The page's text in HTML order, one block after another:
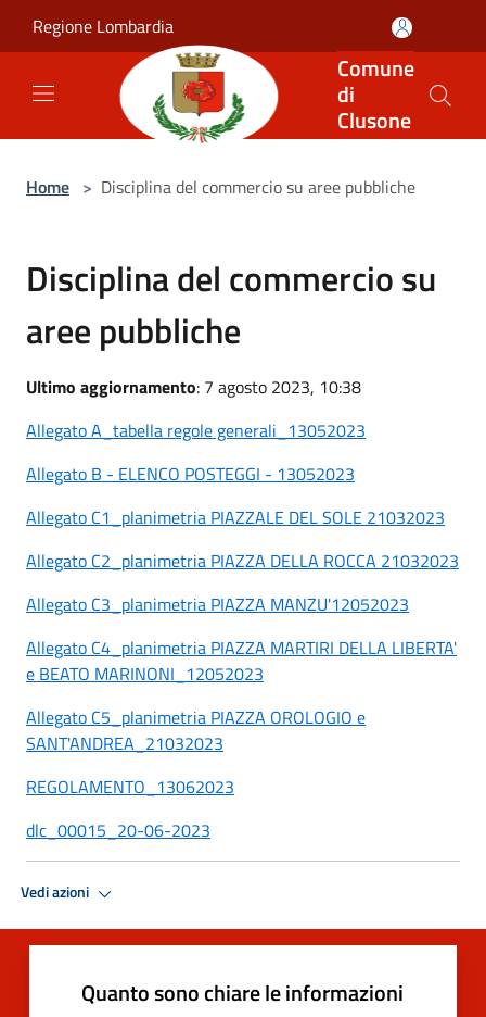
Regione Lombardia
Comune
di
Clusone
Home > Disciplina del commercio su aree pubbliche
Disciplina del commercio su
aree pubbliche
Ultimo aggiornamento: 7 agosto 2023, 10:38
Allegato A_tabella regole generali_13052023
Allegato B - ELENCO POSTEGGI - 13052023
Allegato C1_planimetria PIAZZALE DEL SOLE 21032023
Allegato C2_planimetria PIAZZA DELLA ROCCA 21032023
Allegato C3_planimetria PIAZZA MANZU'12052023
Allegato C4_planimetria PIAZZA MARTIRI DELLA LIBERTA'
e BEATO MARINONI_12052023
Allegato C5_planimetria PIAZZA OROLOGIO e
SANT'ANDREA_21032023
REGOLAMENTO_13062023
dlc_00015_20-06-2023
Vedi azioni
Quanto sono chiare le informazioni